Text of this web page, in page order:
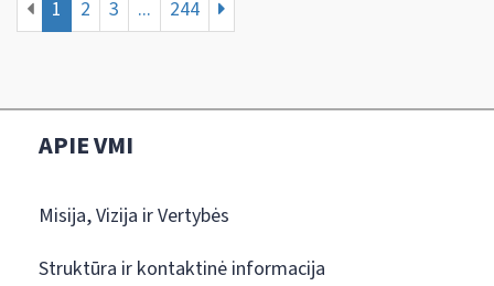
1 2 3 ... 244
APIE VMI
Misija, Vizija ir Vertybės
Struktūra ir kontaktinė informacija